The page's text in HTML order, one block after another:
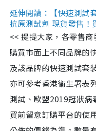
延伸閱讀：【快速測試
抗原測試劑 現貨發售
<< 提提大家，各零售
購買市面上不同品牌的
及該品牌的快速測試套
亦可參考香港衞生署表
測試、歐盟2019冠狀病
買前留意訂購平台的使